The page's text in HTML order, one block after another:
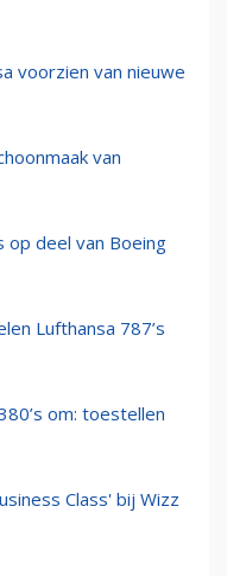
voorzien van nieuwe
van
op deel van Boeing
Lufthansa 787’s
om: toestellen
Class' bij Wizz